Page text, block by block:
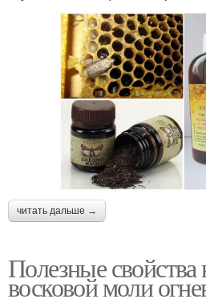
читать дальше →
Полезные свойства
восковой моли